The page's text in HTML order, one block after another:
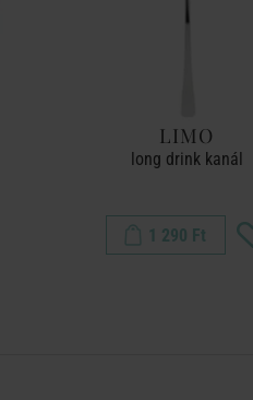
LIMO
long drink kanál
1 290 Ft